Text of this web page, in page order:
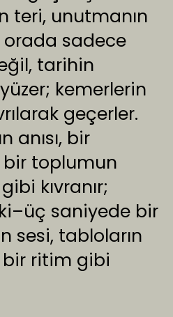
teri, unutmanın
orada sadece
tarihin
kemerlerin
geçerler.
anısı, bir
toplumun
kıvranır;
saniyede bir
sesi, tabloların
ritim gibi